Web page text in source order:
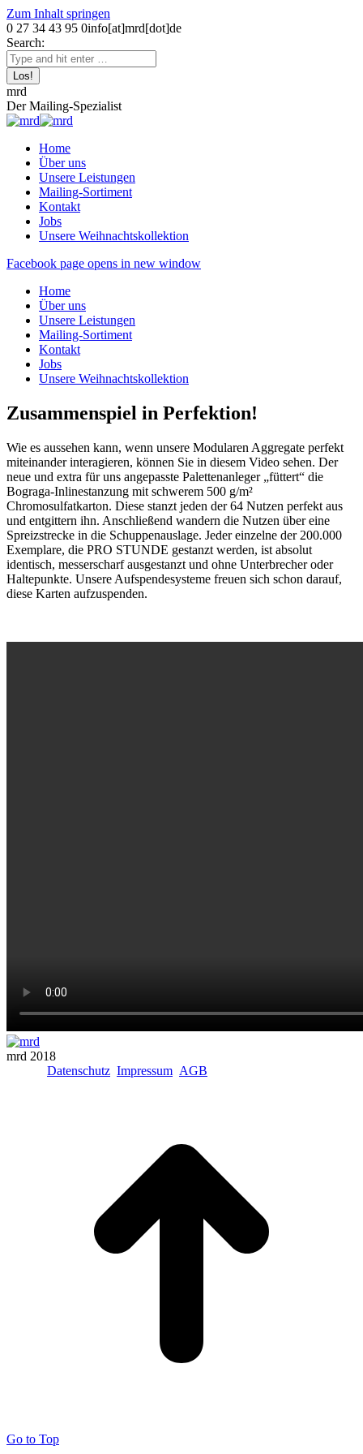
Zum Inhalt springen
0 27 34 43 95 0info[at]mrd[dot]de
Search:
mrd
Der Mailing-Spezialist
Home
Über uns
Unsere Leistungen
Mailing-Sortiment
Kontakt
Jobs
Unsere Weihnachtskollektion
Facebook page opens in new window
Home
Über uns
Unsere Leistungen
Mailing-Sortiment
Kontakt
Jobs
Unsere Weihnachtskollektion
Zusammenspiel in Perfektion!
Wie es aussehen kann, wenn unsere Modularen Aggregate perfekt
miteinander interagieren, können Sie in diesem Video sehen. Der
neue und extra für uns angepasste Palettenanleger „füttert“ die
Bograga-Inlinestanzung mit schwerem 500 g/m²
Chromosulfatkarton. Diese stanzt jeden der 64 Nutzen perfekt aus
und entgittern ihn. Anschließend wandern die Nutzen über eine
Spreizstrecke in die Schuppenauslage. Jeder einzelne der 200.000
Exemplare, die PRO STUNDE gestanzt werden, ist absolut
identisch, messerscharf ausgestanzt und ohne Unterbrecher oder
Haltepunkte. Unsere Aufspendesysteme freuen sich schon darauf,
diese Karten aufzuspenden.
mrd 2018
Datenschutz Impressum AGB
Go to Top